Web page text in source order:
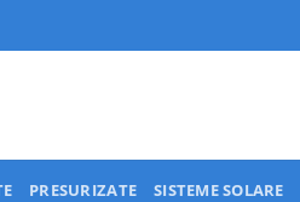
PRESURIZATE SISTEME SOLARE